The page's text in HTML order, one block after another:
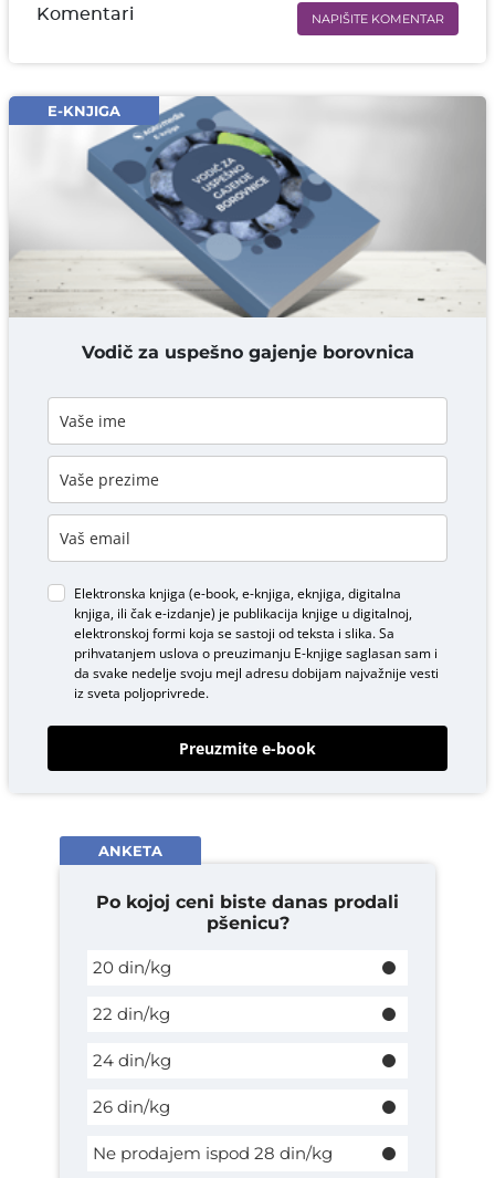
Komentari NAPIŠITE KOMENTAR
Email* obavezno
Komentar* obavezno
DODAJ KOMENTAR
E-KNJIGA
Vodič za uspešno gajenje borovnica
Elektronska knjiga (e-book, e-knjiga, eknjiga, digitalna
knjiga, ili čak e-izdanje) je publikacija knjige u digitalnoj,
elektronskoj formi koja se sastoji od teksta i slika. Sa
prihvatanjem uslova o preuzimanju E-knjigesaglasan sam i
da svake nedelje svoju mejl adresu dobijam najvažnije vesti
iz sveta poljoprivrede.
Preuzmite e-book
ANKETA
Po kojoj ceni biste danas prodali
pšenicu?
20 din/kg
22 din/kg
24 din/kg
26 din/kg
Ne prodajem ispod 28 din/kg